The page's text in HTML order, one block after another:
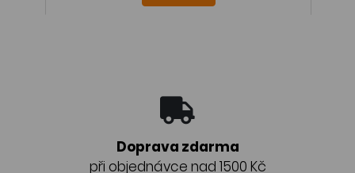
Doprava zdarma
při objednávce nad 1500 Kč